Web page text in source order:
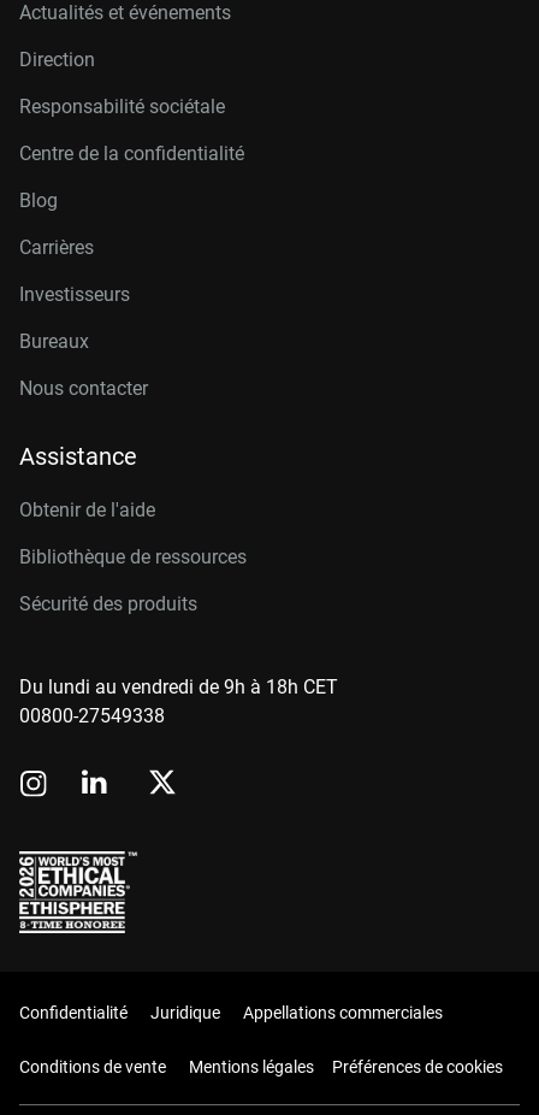
Actualités et événements
Direction
Responsabilité sociétale
Centre de la confidentialité
Blog
Carrières
Investisseurs
Bureaux
Nous contacter
Assistance
Obtenir de l'aide
Bibliothèque de ressources
Sécurité des produits
Du lundi au vendredi de 9h à 18h CET
00800-27549338
Confidentialité Juridique Appellations commerciales
Conditions de vente Mentions légales Préférences de cookies